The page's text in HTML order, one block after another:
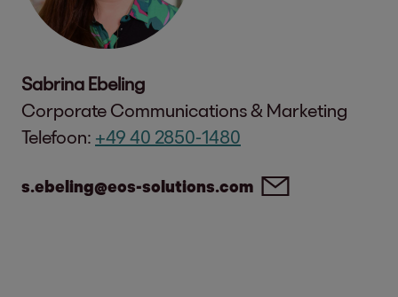
Sabrina Ebeling
Corporate Communications & Marketing
Telefoon: +49 40 2850-1480
s.ebeling@eos-solutions.com